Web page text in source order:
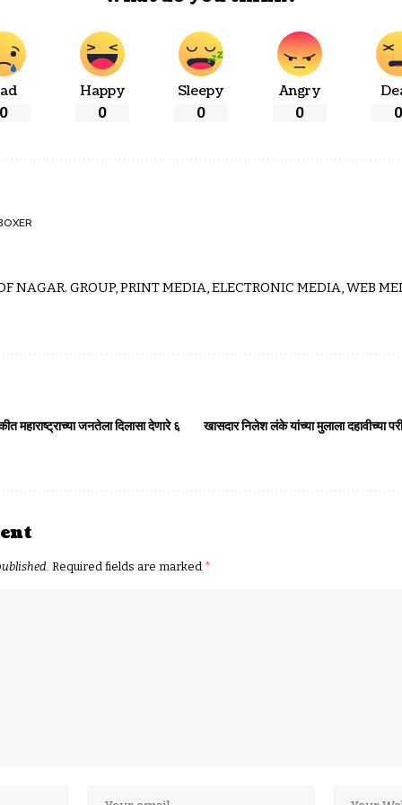
0
Happy
0
Sleepy
0
Angry
0 0
NAGAR. GROUP, PRINT MEDIA, ELECTRONIC MEDIA, WEB
महाराष्ट्राच्या जनतेला दिलासा देणारे ६ खासदार निलेश लंके यांच्या मुलाला दहावीच्या
Required fields are marked *